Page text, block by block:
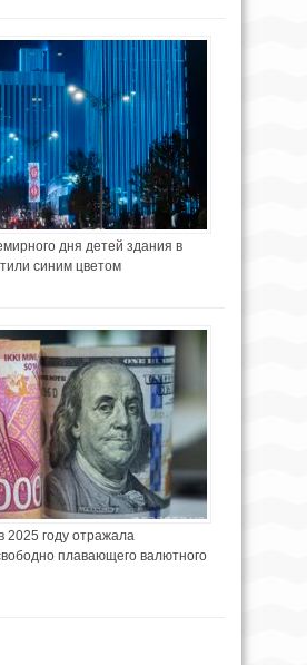
дня детей здания в
синим цветом
2025 году отражала
плавающего валютного